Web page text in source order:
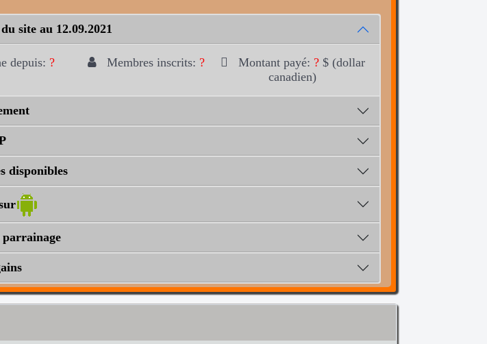
site au 12.09.2021
depuis: ? Membres inscrits: ? Montant payé: ?$ (dollar
canadien)
disponibles
parrainage